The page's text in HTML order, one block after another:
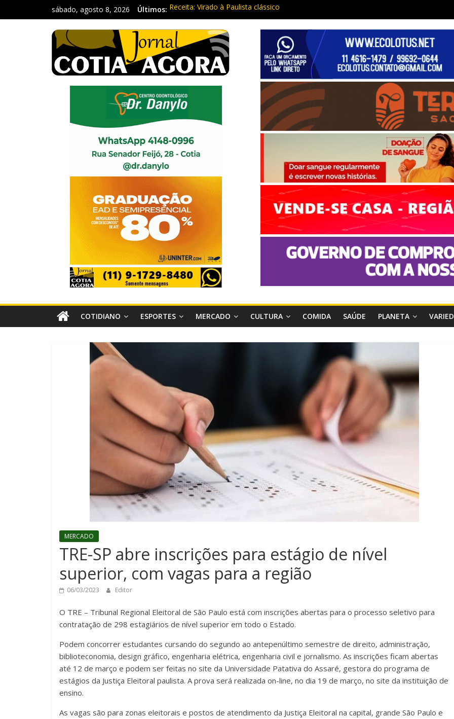
sábado, agosto 8, 2026 Últimos: Receita: Virado à Paulista clássico
Ladrão de farmácia e procurado por maus-tratos são presos em Vargem Grande
Cine Sustentável traz cinema ao ar livre e educação ambiental para Vargem Grande
WhatsApp vai parar de funcionar em vários celulares em setembro
Equipe Guardiã Maria da Penha prende três em flagrante em São Roque
COTIDIANO ESPORTES MERCADO CULTURA COMIDA SAÚDE PLANETA
MERCADO
TRE-SP abre inscrições para estágio de nível
superior, com vagas para a região
06/03/2023 Editor
O TRE – Tribunal Regional Eleitoral de São Paulo está com inscrições abertas para o processo seletivo para
contratação de 298 estagiários de nível superior em todo o Estado.
Podem concorrer estudantes cursando do segundo ao antepenúltimo semestre de direito, administração,
biblioteconomia, design gráfico, engenharia elétrica, engenharia civil e jornalismo. As inscrições ficam abertas
até 12 de março e podem ser feitas no site da Universidade Patativa do Assaré, gestora do programa de
estágios da Justiça Eleitoral paulista. A prova será realizada on-line, no dia 19 de março, no site da instituição de
ensino.
As vagas são para zonas eleitorais e postos de atendimento da Justiça Eleitoral na capital, grande São Paulo e